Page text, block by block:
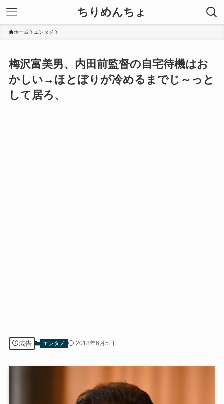
ちりめんちょ
ホーム エンタメ
梅沢富美男、内田前監督の自宅待機はお
かしい→ほとぼりが冷めるまでじ～っと
して居ろ、
広告 エンタメ 2018年6月5日